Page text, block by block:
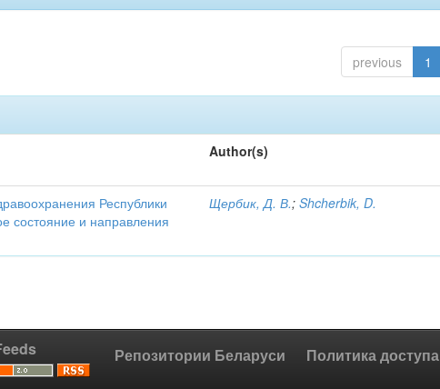
previous 1
Author(s)
Республики
состояние и направления
Щербик, Д. В.;Shcherbik, D.
Репозитории Беларуси Политика доступа